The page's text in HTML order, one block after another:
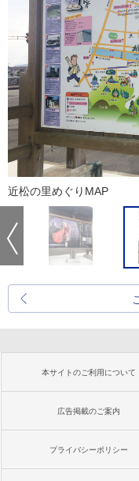
近松の里めぐりMAP
本サイトのご利用について
広告掲載のご案内
プライバシーポリシー